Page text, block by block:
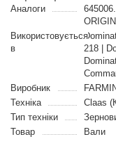
Аналоги
Використовується
в
218 |
Виробник
Техніка
Claas
Тип техніки
Товар
Вали